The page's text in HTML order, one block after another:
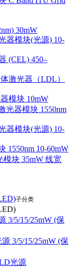
30mW
器模块(光源) 10-
(CEL) 450–
激光器（LDL）
模块 10mW
光器模块 1550nm
器模块(光源) 10-
1550nm 10-60mW
模块 35mW 线宽
子分类
3/5/15/25mW (保
3/5/15/25mW (保
光源